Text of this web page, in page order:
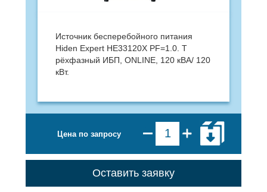
Источник бесперебойного питания
Hiden Expert HE33120X PF=1.0. Т​
рёхфазный ИБП, ONLINE, 120 кВА/ 120
кВт.
Цена по запросу
Оставить заявку